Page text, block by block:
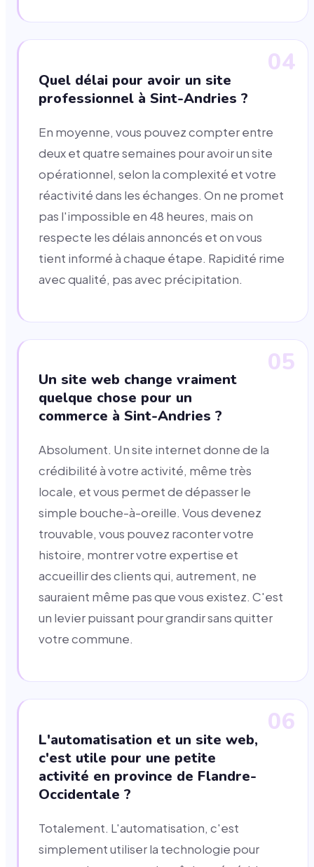
04
Quel délai pour avoir un site
professionnel à Sint-Andries ?
En moyenne, vous pouvez compter entre
deux et quatre semaines pour avoir un site
opérationnel, selon la complexité et votre
réactivité dans les échanges. On ne promet
pas l'impossible en 48 heures, mais on
respecte les délais annoncés et on vous
tient informé à chaque étape. Rapidité rime
avec qualité, pas avec précipitation.
05
Un site web change vraiment
quelque chose pour un
commerce à Sint-Andries ?
Absolument. Un site internet donne de la
crédibilité à votre activité, même très
locale, et vous permet de dépasser le
simple bouche-à-oreille. Vous devenez
trouvable, vous pouvez raconter votre
histoire, montrer votre expertise et
accueillir des clients qui, autrement, ne
sauraient même pas que vous existez. C'est
un levier puissant pour grandir sans quitter
votre commune.
06
L'automatisation et un site web,
c'est utile pour une petite
activité en province de Flandre-
Occidentale ?
Totalement. L'automatisation, c'est
simplement utiliser la technologie pour